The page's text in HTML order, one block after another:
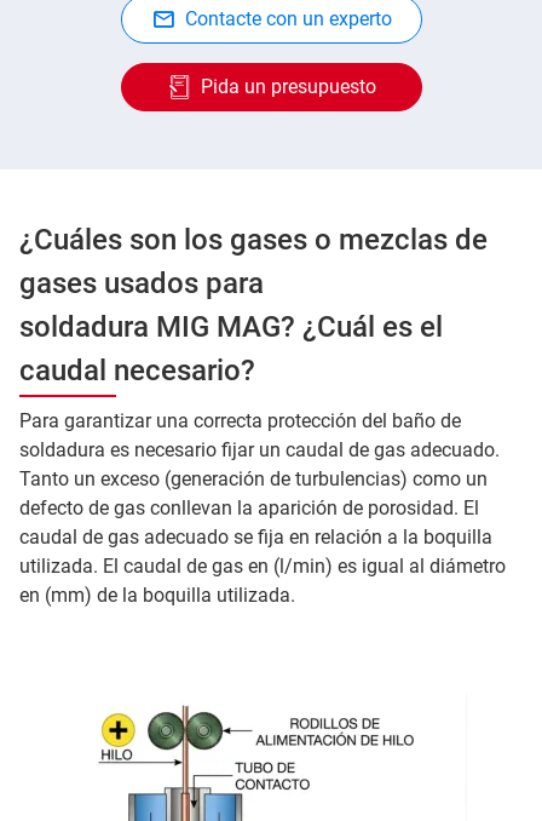
Contacte con un experto
Pida un presupuesto
¿Cuáles son los gases o mezclas de
gases usados para
soldadura MIG MAG? ¿Cuál es el
caudal necesario?
Para garantizar una correcta protección del baño de
soldadura es necesario fijar un caudal de gas adecuado.
Tanto un exceso (generación de turbulencias) como un
defecto de gas conllevan la aparición de porosidad. El
caudal de gas adecuado se fija en relación a la boquilla
utilizada. El caudal de gas en (l/min) es igual al diámetro
en (mm) de la boquilla utilizada.